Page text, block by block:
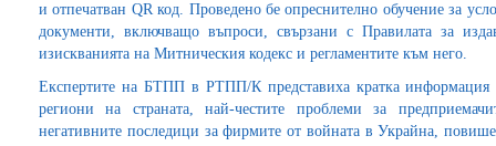
и отпечатван QR код. Проведено бе опреснително обучение за
документи, включващо въпроси, свързани с Правилата за
изискванията на Митническия кодекс и регламентите към него.
Експертите на БТПП в РТПП/К представиха кратка информация
региони на страната, най-честите проблеми за
негативните последици за фирмите от войната в Украйна,